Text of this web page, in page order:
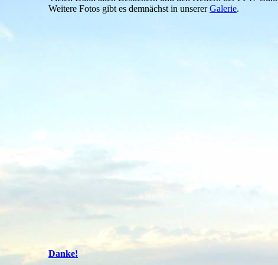
Weitere Fotos gibt es demnächst in unsererGalerie.
Danke!